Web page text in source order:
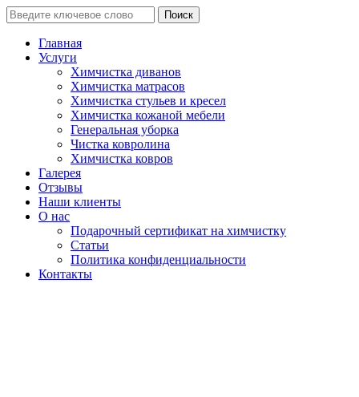
Поиск
Главная
Услуги
Химчистка диванов
Химчистка матрасов
Химчистка стульев и кресел
Химчистка кожаной мебели
Генеральная уборка
Чистка ковролина
Химчистка ковров
Галерея
Отзывы
Наши клиенты
О нас
Подарочный сертификат на химчистку
Статьи
Политика конфиденциальности
Контакты